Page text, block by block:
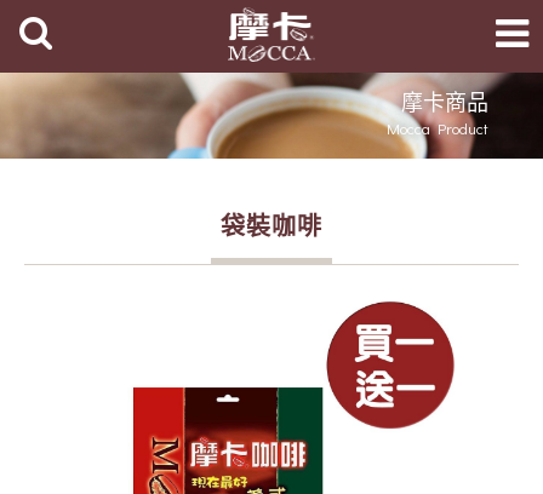
摩卡商品
Mocca Product
袋裝咖啡